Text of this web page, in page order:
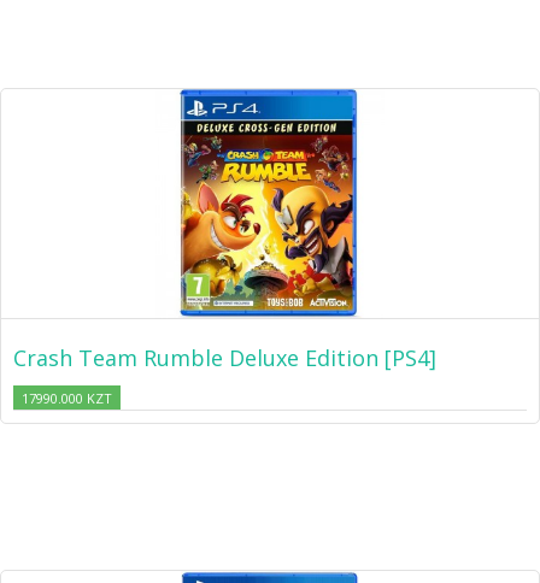
Crash Team Rumble Deluxe Edition [PS4]
17990.000 KZT